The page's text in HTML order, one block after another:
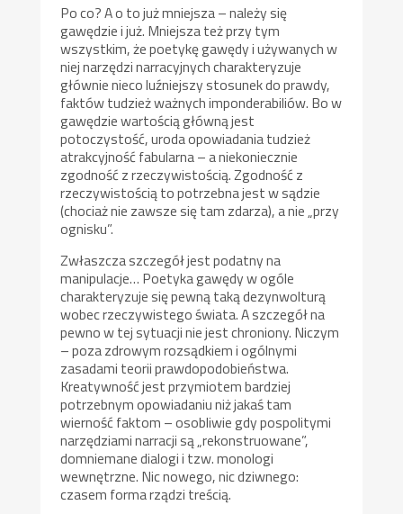
Po co? A o to już mniejsza – należy się
gawędzie i już. Mniejsza też przy tym
wszystkim, że poetykę gawędy i używanych w
niej narzędzi narracyjnych charakteryzuje
głównie nieco luźniejszy stosunek do prawdy,
faktów tudzież ważnych imponderabiliów. Bo w
gawędzie wartością główną jest
potoczystość, uroda opowiadania tudzież
atrakcyjność fabularna – a niekoniecznie
zgodność z rzeczywistością. Zgodność z
rzeczywistością to potrzebna jest w sądzie
(chociaż nie zawsze się tam zdarza), a nie „przy
ognisku”.
Zwłaszcza szczegół jest podatny na
manipulacje… Poetyka gawędy w ogóle
charakteryzuje się pewną taką dezynwolturą
wobec rzeczywistego świata. A szczegół na
pewno w tej sytuacji nie jest chroniony. Niczym
– poza zdrowym rozsądkiem i ogólnymi
zasadami teorii prawdopodobieństwa.
Kreatywność jest przymiotem bardziej
potrzebnym opowiadaniu niż jakaś tam
wierność faktom – osobliwie gdy pospolitymi
narzędziami narracji są „rekonstruowane”,
domniemane dialogi i tzw. monologi
wewnętrzne. Nic nowego, nic dziwnego:
czasem forma rządzi treścią.